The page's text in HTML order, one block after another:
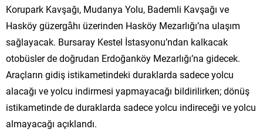
Korupark Kavşağı, Mudanya Yolu, Bademli Kavşağı ve
Hasköy güzergâhı üzerinden Hasköy Mezarlığı’na ulaşım
sağlayacak. Bursaray Kestel İstasyonu’ndan kalkacak
otobüsler de doğrudan Erdoğanköy Mezarlığı’na gidecek.
Araçların gidiş istikametindeki duraklarda sadece yolcu
alacağı ve yolcu indirmesi yapmayacağı bildirilirken; dönüş
istikametinde de duraklarda sadece yolcu indireceği ve yolcu
almayacağı açıklandı.